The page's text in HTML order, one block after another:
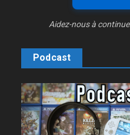
Aidez-nous à
Podcast